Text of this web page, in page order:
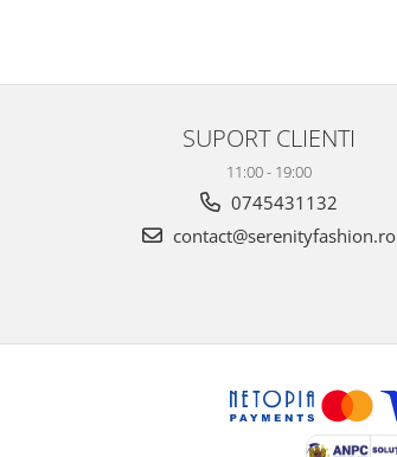
SUPORT CLIENTI
11:00 - 19:00
0745431132
contact@serenityfashion.ro